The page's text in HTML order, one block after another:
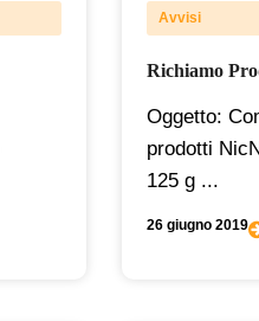
Avvisi
Richiamo
Oggetto:
prodotti
125 g ...
26 giugno 2019